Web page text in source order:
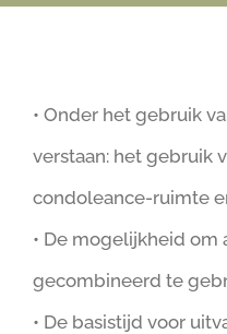
• Onder het gebruik
verstaan: het gebruik
condoleance-ruimte
• De mogelijkheid om
gecombineerd te
• De basistijd voor